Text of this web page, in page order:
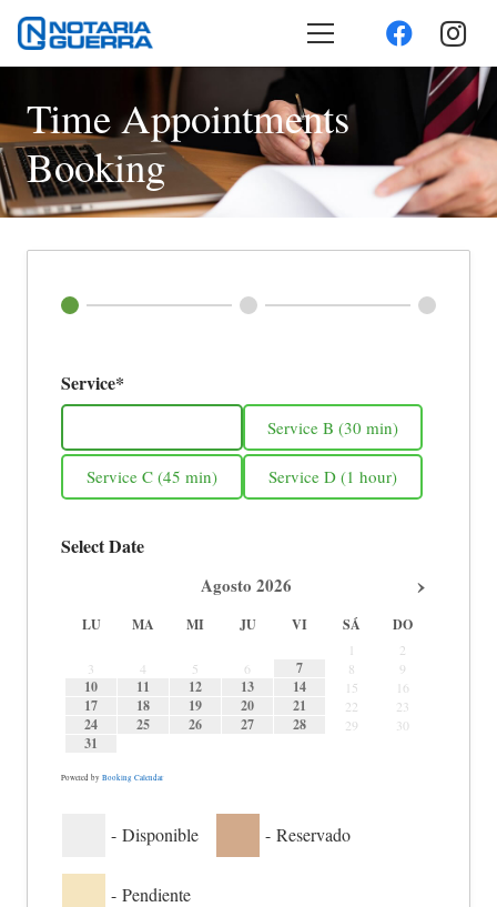
Time Appointments
Booking
Service*
Service B (30 min)
Service C (45 min) Service D (1 hour)
Select Date
›
Agosto 2026
LU MA MI JU VI SÁ DO
2
3
4 5 6 7 8 9
10 11 12 13 14 15 16
17 18 19 20 21 22 23
24 25 26 27 28 29 30
31
Powered by Booking Calendar
- Disponible - Reservado
- Pendiente